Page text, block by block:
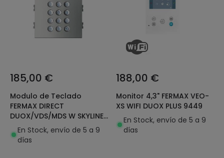
185,00 €
Modulo de Teclado
FERMAX DIRECT
DUOX/VDS/MDS W SKYLINE
7439
En Stock, envío de 5 a 9
días
188,00 €
Monitor 4,3" FERMAX VEO-
XS WIFI DUOX PLUS 9449
En Stock, envío de 5 a 9
días